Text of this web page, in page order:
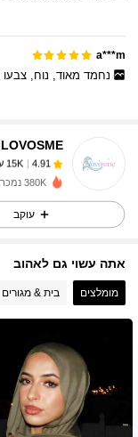
a***m
נחמד מאוד, נוח, צבעו
LOVOSME
4.91 15K עוקבים
15K עוקבים
4.91
4.91 15K עוקבים
380K נמכרו לאחרונה
עוקב
אתה עשוי גם לאהוב
מומלצים בית & מגורים